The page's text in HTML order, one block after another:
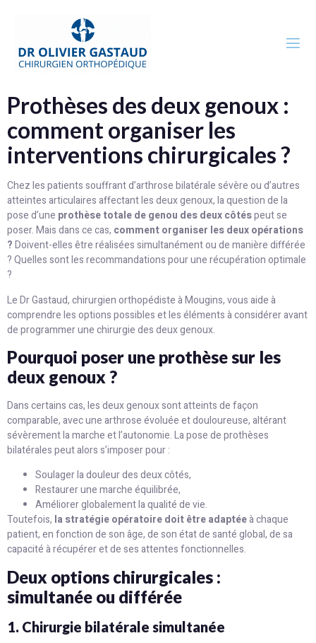
Prothèses des deux genoux :
comment organiser les
interventions chirurgicales ?
Chez les patients souffrant d’arthrose bilatérale sévère ou d’autres
atteintes articulaires affectant les deux genoux, la question de la
pose d’une prothèse totale de genou des deux côtéspeut se
poser. Mais dans ce cas, comment organiser les deux opérations
?Doivent-elles être réalisées simultanément ou de manière différée
? Quelles sont les recommandations pour une récupération optimale
?
Le Dr Gastaud, chirurgien orthopédiste à Mougins, vous aide à
comprendre les options possibles et les éléments à considérer avant
de programmer une chirurgie des deux genoux.
Pourquoi poser une prothèse sur les
deux genoux ?
Dans certains cas, les deux genoux sont atteints de façon
comparable, avec une arthrose évoluée et douloureuse, altérant
sévèrement la marche et l’autonomie. La pose de prothèses
bilatérales peut alors s’imposer pour :
Soulager la douleur des deux côtés,
Restaurer une marche équilibrée,
Améliorer globalement la qualité de vie.
Toutefois, la stratégie opératoire doit être adaptéeà chaque
patient, en fonction de son âge, de son état de santé global, de sa
capacité à récupérer et de ses attentes fonctionnelles.
Deux options chirurgicales :
simultanée ou différée
1. Chirurgie bilatérale simultanée